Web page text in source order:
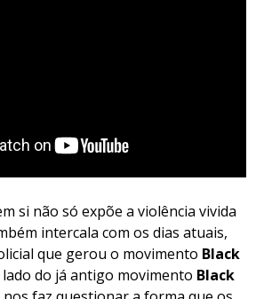
si não só expõe a violência vivida
intercala com os dias atuais,
que gerou o movimento Black
lado do já antigo movimento Black